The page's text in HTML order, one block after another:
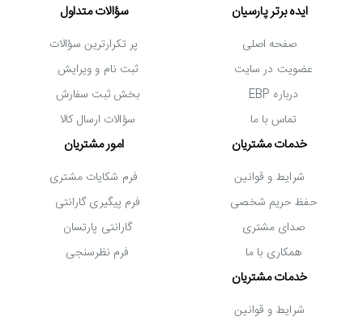
ایده برتر پارسیان
صفحه اصلی
عضویت در سایت
درباره EBP
تماس با ما
سؤالات متداول
پر تکرارترین سؤالات
ثبت نام و ویرایش
بخش ثبت سفارش
سؤالات ارسال کالا
خدمات مشتریان
شرایط و قوانین
حفظ حریم شخصی
صدای مشتری
همکاری با ما
امور مشتریان
فرم شکایات مشتری
فرم پیگیری گارانتی
گارانتی پارتسان
فرم نظرسنجی
خدمات مشتریان
شرایط و قوانین